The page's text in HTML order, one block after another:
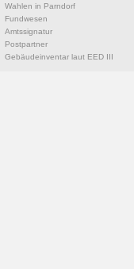
Wahlen in Parndorf
Fundwesen
Amtssignatur
Postpartner
Gebäudeinventar laut EED III